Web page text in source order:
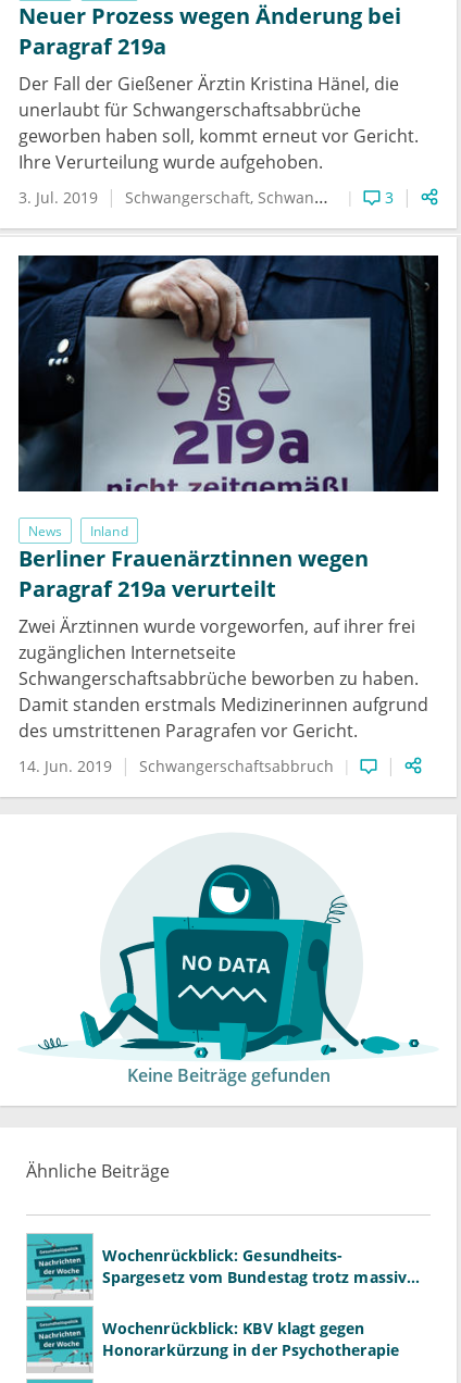
Neuer Prozess wegen Änderung bei
Paragraf 219a
Der Fall der Gießener Ärztin Kristina Hänel, die
unerlaubt für Schwangerschaftsabbrüche
geworben haben soll, kommt erneut vor Gericht.
Ihre Verurteilung wurde aufgehoben.
3. Jul. 2019 Schwangerschaft Schwangerschaftsabbruch 3
News Inland
Berliner Frauenärztinnen wegen
Paragraf 219a verurteilt
Zwei Ärztinnen wurde vorgeworfen, auf ihrer frei
zugänglichen Internetseite
Schwangerschaftsabbrüche beworben zu haben.
Damit standen erstmals Medizinerinnen aufgrund
des umstrittenen Paragrafen vor Gericht.
14. Jun. 2019 Schwangerschaftsabbruch
Keine Beiträge gefunden
Ähnliche Beiträge
Wochenrückblick: Gesundheits-
Spargesetz vom Bundestag trotz massiver
Wochenrückblick: KBV klagt gegen
Honorarkürzung in der Psychotherapie